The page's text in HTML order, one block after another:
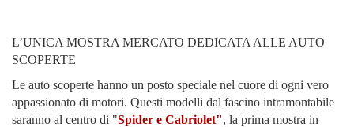
L’UNICA MOSTRA MERCATO DEDICATA ALLE AUTO
SCOPERTE
Le auto scoperte hanno un posto speciale nel cuore di ogni vero
appassionato di motori. Questi modelli dal fascino intramontabile
saranno al centro di "Spider e Cabriolet", la prima mostra in